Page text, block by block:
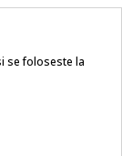
se foloseste la